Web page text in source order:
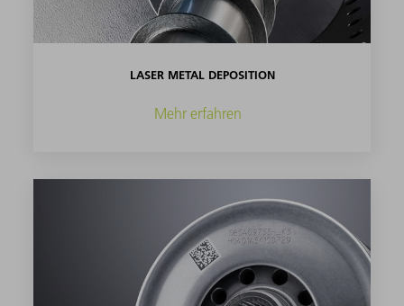
LASER METAL DEPOSITION
Mehr erfahren